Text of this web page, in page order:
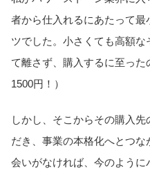
者から仕入れるにあたって
ツでした。小さくても高額
て離さず、購入するに至っ
1500円！）
しかし、そこからその購入
だき、事業の本格化へとつ
会いがなければ、今のよう